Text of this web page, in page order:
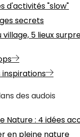
d'activités "slow"
secrets
village, 5 lieux
inspirations
des audois
Nature: 4 idées
en pleine nature